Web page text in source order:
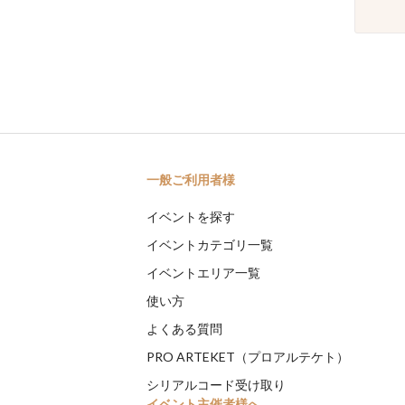
一般ご利用者様
イベントを探す
イベントカテゴリ一覧
イベントエリア一覧
使い方
よくある質問
PRO ARTEKET（プロアルテケト）
シリアルコード受け取り